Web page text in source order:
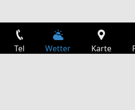
Tel Wetter Karte